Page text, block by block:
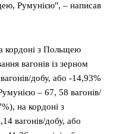
Румунією", – написав
кордоні з Польщею
вагонів із зерном
добу, або -14,93%
– 67, 58 вагонів/
на кордоні з
вагонів/добу, або